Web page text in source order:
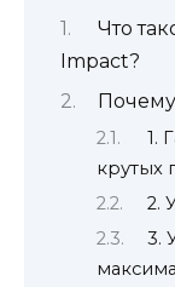
Что
Impact?
1.
крутых
2.
3.